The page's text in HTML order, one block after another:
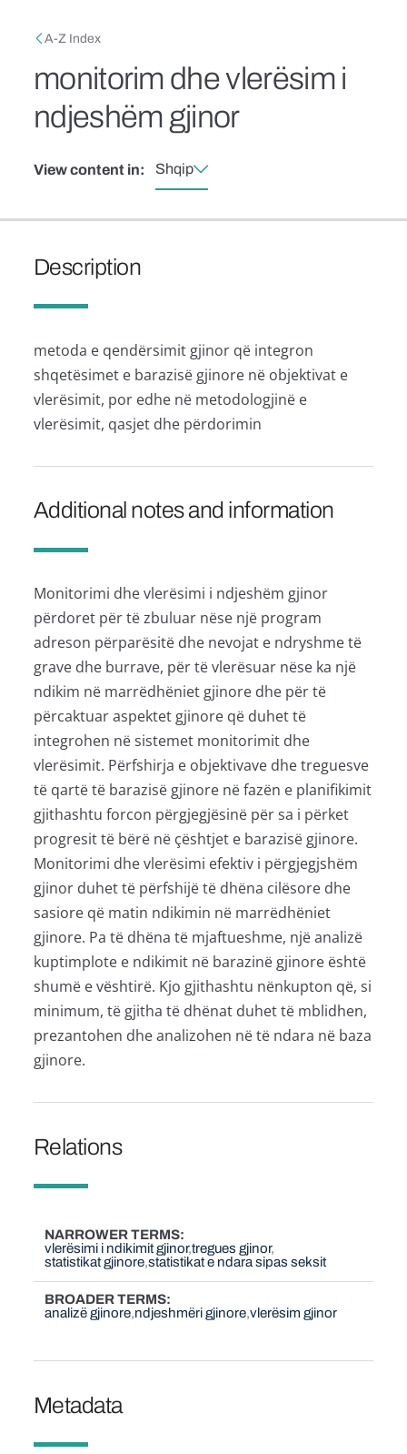
Breadcrumb
A-Z Index
monitorim dhe vlerësim i
ndjeshëm gjinor
View content in: Shqip
Description
metoda e qendërsimit gjinor që integron
shqetësimet e barazisë gjinore në objektivat e
vlerësimit, por edhe në metodologjinë e
vlerësimit, qasjet dhe përdorimin
Additional notes and information
Monitorimi dhe vlerësimi i ndjeshëm gjinor
përdoret për të zbuluar nëse një program
adreson përparësitë dhe nevojat e ndryshme të
grave dhe burrave, për të vlerësuar nëse ka një
ndikim në marrëdhëniet gjinore dhe për të
përcaktuar aspektet gjinore që duhet të
integrohen në sistemet monitorimit dhe
vlerësimit. Përfshirja e objektivave dhe treguesve
të qartë të barazisë gjinore në fazën e planifikimit
gjithashtu forcon përgjegjësinë për sa i përket
progresit të bërë në çështjet e barazisë gjinore.
Monitorimi dhe vlerësimi efektiv i përgjegjshëm
gjinor duhet të përfshijë të dhëna cilësore dhe
sasiore që matin ndikimin në marrëdhëniet
gjinore. Pa të dhëna të mjaftueshme, një analizë
kuptimplote e ndikimit në barazinë gjinore është
shumë e vështirë. Kjo gjithashtu nënkupton që, si
minimum, të gjitha të dhënat duhet të mblidhen,
prezantohen dhe analizohen në të ndara në baza
gjinore.
Relations
NARROWER TERMS
vlerësimi i ndikimit gjinor tregues gjinor
statistikat gjinore statistikat e ndara sipas seksit
BROADER TERMS
analizë gjinore ndjeshmëri gjinore vlerësim gjinor
Metadata